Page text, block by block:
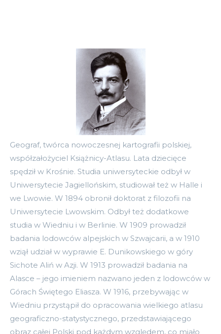
Geograf, twórca nowoczesnej kartografii polskiej,
współzałożyciel Książnicy-Atlasu. Lata dziecięce
spędził w Krośnie. Studia uniwersyteckie odbył w
Uniwersytecie Jagiellońskim, studiował też w Halle i
we Lwowie. W 1894 obronił doktorat z filozofii na
Uniwersytecie Lwowskim. Odbył też dodatkowe
studia w Wiedniu i w Berlinie. W 1909 prowadził
badania lodowców alpejskich w Szwajcarii, a w 1910
wziął udział w wyprawie E. Dunikowskiego w góry
Sichote Aliń w Azji. W 1913 prowadził badania na
Alasce – jego imieniem nazwano jeden z lodowców w
Górach Świętego Eliasza. W 1916, przebywając w
Wiedniu przystąpił do opracowania wielkiego atlasu
geograficzno-statystycznego, przedstawiającego
obraz całej Polski pod każdym względem, co miało